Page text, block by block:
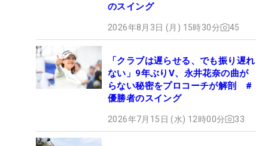
のスイング
2026年8月3日 (月) 15時30分 45
「クラブは遅らせる、でも振り遅れ
ない」9年ぶりV、永井花奈の曲が
らない秘密をプロコーチが解剖 #
優勝者のスイング
2026年7月15日 (水) 12時00分 33